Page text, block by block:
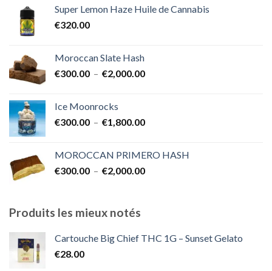
€350.00
Super Lemon Haze Huile de Cannabis
€320.00
Moroccan Slate Hash
€300.00 – €2,000.00Plage
à
Ice Moonrocks
€300.00 – €1,800.00Plage
€300.00
à
MOROCCAN PRIMERO HASH
€300.00 – €2,000.00Plage
€2,000.00
Produits les mieux notés
Cartouche Big Chief THC 1G – Sunset Gelato
€28.00